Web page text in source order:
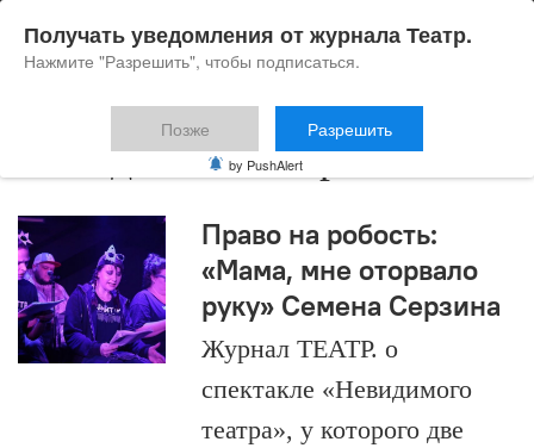
Невидимый театр
Право на робость:
«Мама, мне оторвало
руку» Семена Серзина
Журнал ТЕАТР. о
спектакле «Невидимого
театра», у которого две
Получать уведомления от журнала Театр.
Нажмите "Разрешить", чтобы подписаться.
Позже Разрешить
by PushAlert